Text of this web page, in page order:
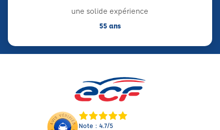
une solide expérience
55 ans
Note : 4.7/5